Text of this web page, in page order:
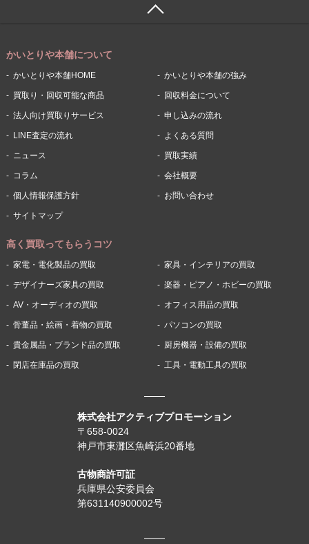
株式会社アクティブプロモーション
〒658-0024
神戸市東灘区魚崎浜20番地
古物商許可証
兵庫県公安委員会
第631140900002号
かいとりや本舗について
かいとりや本舗HOME かいとりや本舗の強み
買取り・回収可能な商品 回収料金について
法人向け買取りサービス 申し込みの流れ
LINE査定の流れ よくある質問
ニュース 買取実績
コラム 会社概要
個人情報保護方針 お問い合わせ
サイトマップ
高く買取ってもらうコツ
家電・電化製品の買取 家具・インテリアの買取
デザイナーズ家具の買取 楽器・ピアノ・ホビーの買取
AV・オーディオの買取 オフィス用品の買取
骨董品・絵画・着物の買取 パソコンの買取
貴金属品・ブランド品の買取 厨房機器・設備の買取
閉店在庫品の買取 工具・電動工具の買取